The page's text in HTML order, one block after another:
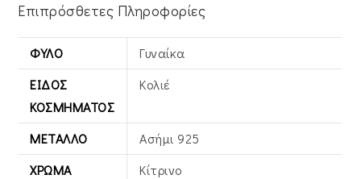
Επιπρόσθετες Πληροφορίες
ΦΎΛΟ
Γυναίκα
ΕΊΔΟΣ
ΚΟΣΜΉΜΑΤΟΣ
Κολιέ
ΜΈΤΑΛΛΟ
Ασήμι 925
ΧΡΏΜΑ
Κίτρινο